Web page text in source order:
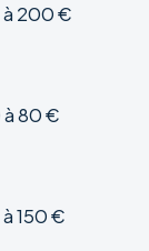
200 €
80 €
150 €